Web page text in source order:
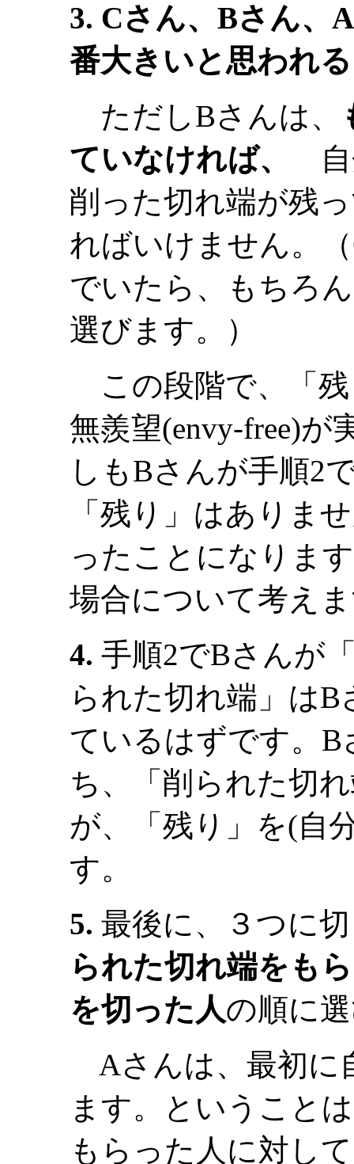
3. Cさん、Bさん、
番大きいと思われ
ただしBさんは、
ていなければ、
自
削った切れ端が残
ればいけません。
でいたら、もちろ
選びます。）
この段階で、「
無羨望(envy-free)
しもBさんが手順2
「残り」はありま
ったことになりま
場合について考え
4. 手順2でBさんが
られた切れ端」は
ているはずです。
ち、「削られた切
が、「残り」を(自
す。
5. 最後に、３つに
られた切れ端をも
を切った人の順に
Aさんは、最初に
ます。ということ
もらった人に対し